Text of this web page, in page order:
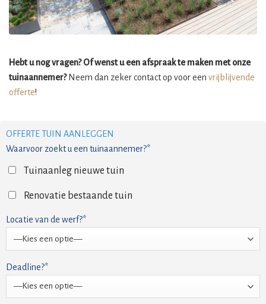
Hebt u nog vragen? Of wenst u een afspraak te maken met onze
tuinaannemer?Neem dan zeker contact op voor een vrijblijvende
offerte!
OFFERTE TUIN AANLEGGEN
Waarvoor zoekt u een tuinaannemer?*
Tuinaanleg nieuwe tuin
Renovatie bestaande tuin
Locatie van de werf?*
Deadline?*